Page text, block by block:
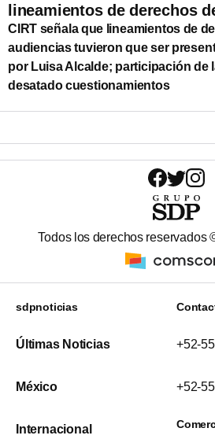
lineamientos de derechos
CIRT señala que lineamientos de
audiencias tuvieron que ser
por Luisa Alcalde; participación de
desatado cuestionamientos
Todos los derechos reservados
sdpnoticias
Últimas Noticias
México
Internacional
+52-
+52-